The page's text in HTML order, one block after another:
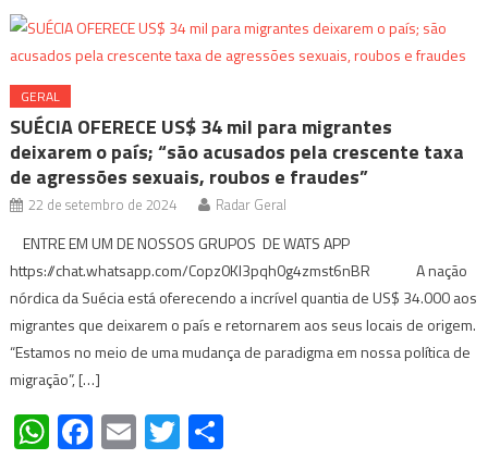
GERAL
SUÉCIA OFERECE US$ 34 mil para migrantes
deixarem o país; “são acusados pela crescente taxa
de agressões sexuais, roubos e fraudes”
22 de setembro de 2024 Radar Geral
ENTRE EM UM DE NOSSOS GRUPOS DE WATS APP
https://chat.whatsapp.com/Copz0Kl3pqh0g4zmst6nBR A nação
nórdica da Suécia está oferecendo a incrível quantia de US$ 34.000 aos
migrantes que deixarem o país e retornarem aos seus locais de origem.
“Estamos no meio de uma mudança de paradigma em nossa política de
migração”, […]
WhatsApp
Facebook
EmailTwitter